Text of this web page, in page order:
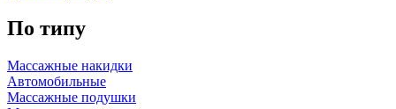
По типу
Массажные накидки
Автомобильные
Массажные подушки